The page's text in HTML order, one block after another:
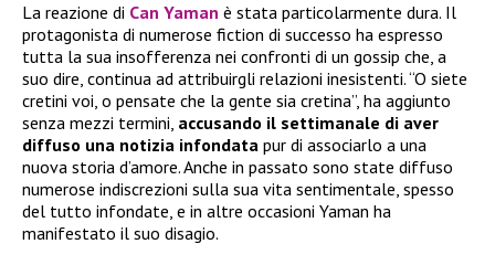
La reazione di Can Yaman è stata particolarmente dura. Il
protagonista di numerose fiction di successo ha espresso
tutta la sua insofferenza nei confronti di un gossip che, a
suo dire, continua ad attribuirgli relazioni inesistenti. “O siete
cretini voi, o pensate che la gente sia cretina”, ha aggiunto
senza mezzi termini, accusando il settimanale di aver
diffuso una notizia infondata pur di associarlo a una
nuova storia d’amore. Anche in passato sono state diffuso
numerose indiscrezioni sulla sua vita sentimentale, spesso
del tutto infondate, e in altre occasioni Yaman ha
manifestato il suo disagio.